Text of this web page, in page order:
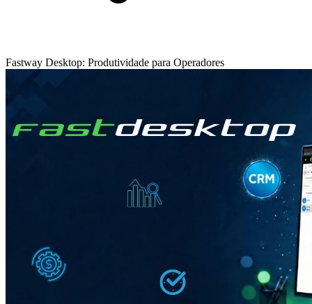
Fastway Desktop: Produtividade para Operadores